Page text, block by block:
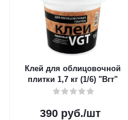
Клей для облицовочной
плитки 1,7 кг (1/6) "Вгт"
390 руб./шт